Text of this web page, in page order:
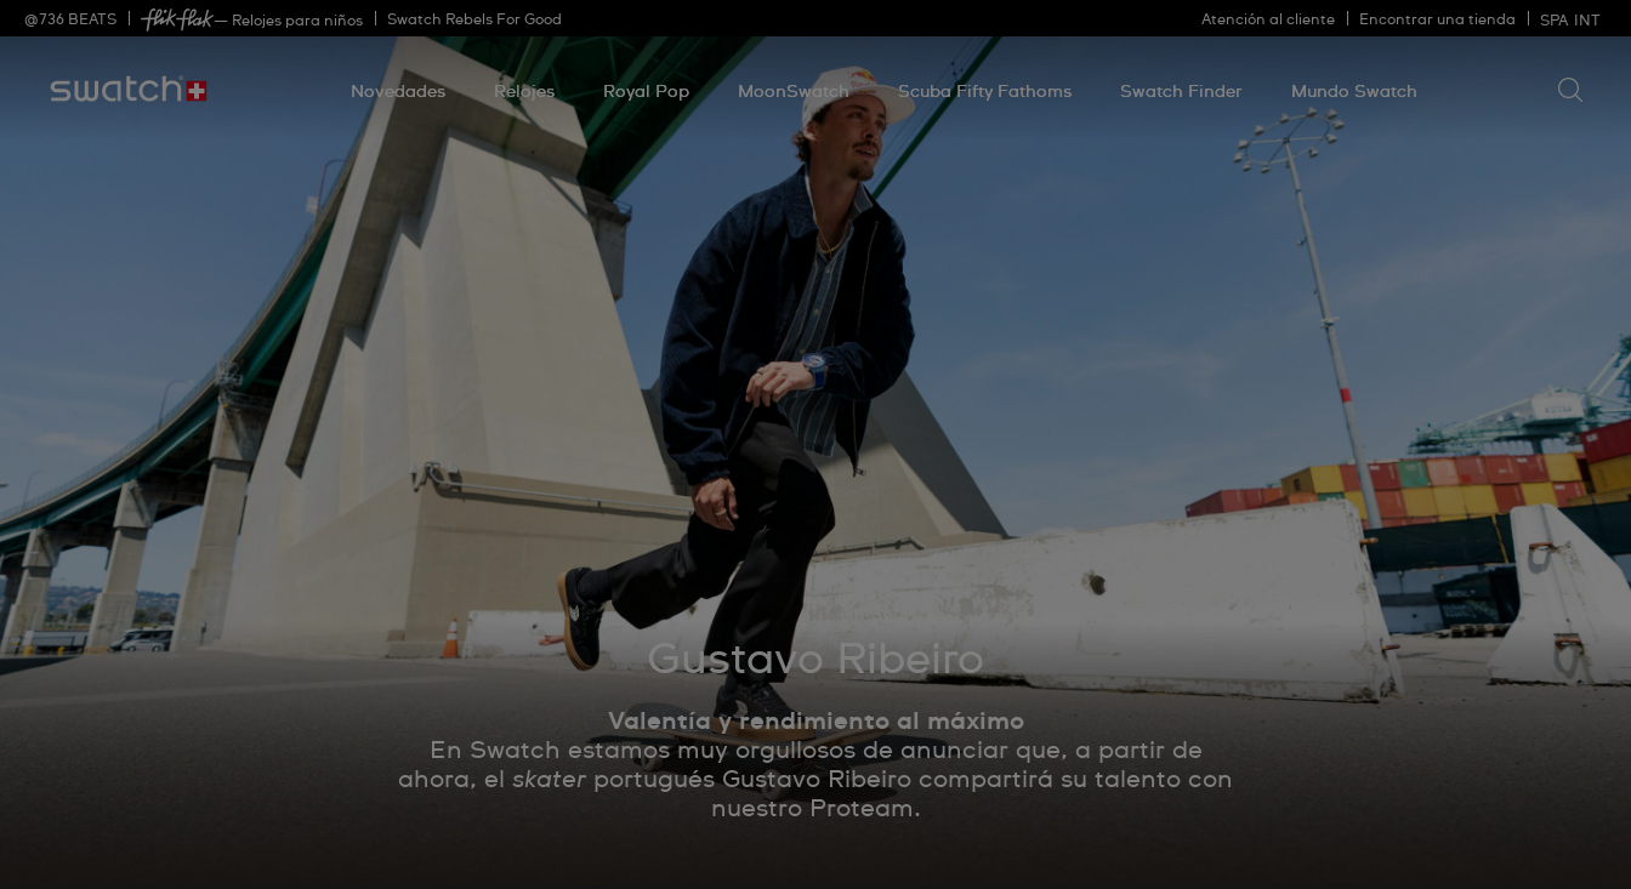
@ 736 BEATS — Relojes para niños Swatch Rebels For Good Atención al cliente Encontrar una tienda SPA INT
Novedades Relojes Royal Pop MoonSwatch Scuba Fifty Fathoms Swatch Finder Mundo Swatch
algo
Gustavo Ribeiro
Valentía y rendimiento al máximo
En Swatch estamos muy orgullosos de anunciar que, a partir de
ahora, el skater portugués Gustavo Ribeiro compartirá su talento con
nuestro Proteam.